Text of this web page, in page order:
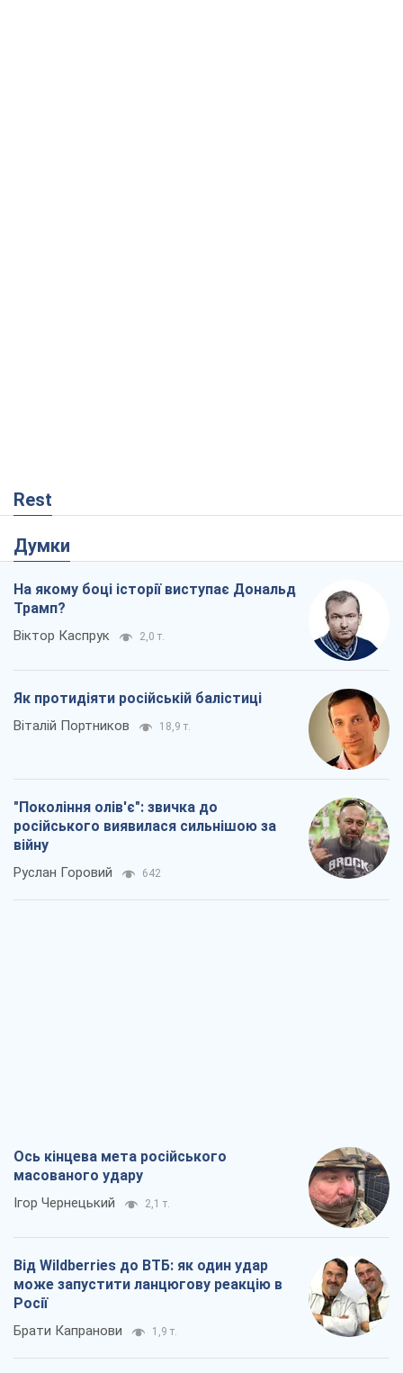
Rest
Думки
На якому боці історії виступає Дональд
Трамп?
Віктор Каспрук 2,0 т.
Як протидіяти російській балістиці
Віталій Портников 18,9 т.
"Покоління олів'є": звичка до
російського виявилася сильнішою за
війну
Руслан Горовий 642
Ось кінцева мета російського
масованого удару
Ігор Чернецький 2,1 т.
Від Wildberries до ВТБ: як один удар
може запустити ланцюгову реакцію в
Росії
Брати Капранови 1,9 т.